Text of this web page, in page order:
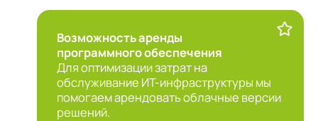
Возможность аренды
программного обеспечения
Для оптимизации затрат на
обслуживание ИТ-инфраструктуры мы
помогаем арендовать облачные версии
решений.